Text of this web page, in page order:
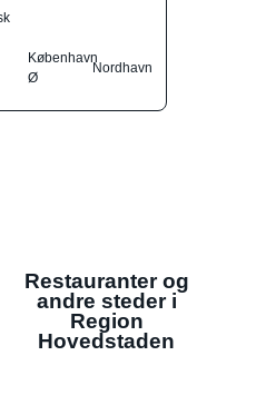
København
Ø
Nordhavn
Restauranter og
andre steder i
Region
Hovedstaden